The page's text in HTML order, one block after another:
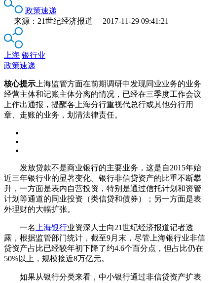
政策速递
来源：21世纪经济报道 2017-11-29 09:41:21
上海 银行业
政策速递
核心提示 上海监管方面在前期调研中发现同业业务的业务
经营主体和记账主体分离的情况，已经在三季度工作会议
上作出通报，提醒各上海分行重视代总行或其他分行用
章、走账的业务，划清法律责任。
发放贷款不是商业银行的主要业务，这是自2015年始
近三年银行业的显著变化。银行非信贷资产的比重不断攀
升，一方面是表内自营投资，特别是通过信托计划和资管
计划等通道的同业投资（类信贷和债券）；另一方面是表
外理财的大幅扩张。
一名 上海银行业资深人士向21世纪经济报道记者透
露，根据监管部门统计，截至9月末，尽管上海银行业非信
贷资产占比已经较年初下降了约4.6个百分点，但占比仍在
50%以上，规模接近8万亿元。
如果从银行分类来看，中小银行通过非信贷资产扩表